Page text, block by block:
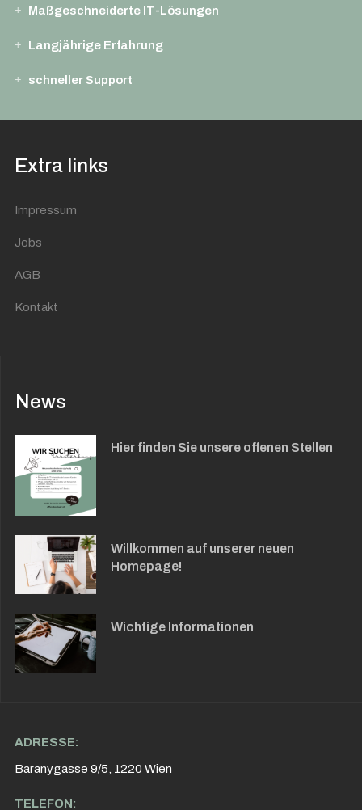
Maßgeschneiderte IT-Lösungen
Langjährige Erfahrung
schneller Support
Extra links
Impressum
Jobs
AGB
Kontakt
News
Hier finden Sie unsere offenen Stellen
Willkommen auf unserer neuen
Homepage!
Wichtige Informationen
ADRESSE:
Baranygasse 9/5, 1220 Wien
TELEFON: